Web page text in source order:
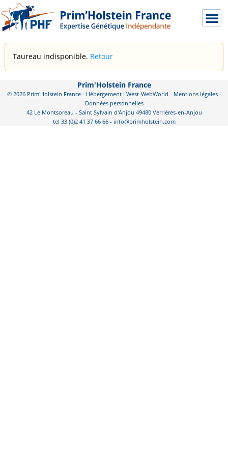
Taureau indisponible. Retour
Prim'Holstein France
© 2026 Prim'Holstein France - Hébergement : West-WebWorld - Mentions légales-
Données personnelles
42 Le Montsoreau - Saint Sylvain d'Anjou 49480 Verrières-en-Anjou
tel 33 (0)2 41 37 66 66 - info@primholstein.com